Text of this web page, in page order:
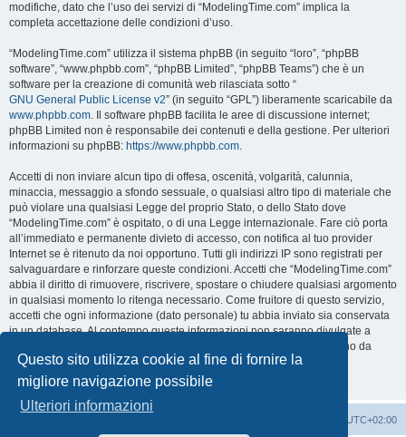
Questo sito utilizza cookie al fine di fornire la
migliore navigazione possibile
Ulteriori informazioni
modifiche, dato che l’uso dei servizi di “ModelingTime.com” implica la
completa accettazione delle condizioni d’uso.
“ModelingTime.com” utilizza il sistema phpBB (in seguito “loro”, “phpBB
software”, “www.phpbb.com”, “phpBB Limited”, “phpBB Teams”) che è un
software per la creazione di comunità web rilasciata sotto “
GNU General Public License v2” (in seguito “GPL”) liberamente scaricabile da
www.phpbb.com. Il software phpBB facilita le aree di discussione internet;
phpBB Limited non è responsabile dei contenuti e della gestione. Per ulteriori
informazioni su phpBB: https://www.phpbb.com.
Accetti di non inviare alcun tipo di offesa, oscenità, volgarità, calunnia,
minaccia, messaggio a sfondo sessuale, o qualsiasi altro tipo di materiale che
può violare una qualsiasi Legge del proprio Stato, o dello Stato dove
“ModelingTime.com” è ospitato, o di una Legge internazionale. Fare ciò porta
all’immediato e permanente divieto di accesso, con notifica al tuo provider
Internet se è ritenuto da noi opportuno. Tutti gli indirizzi IP sono registrati per
salvaguardare e rinforzare queste condizioni. Accetti che “ModelingTime.com”
abbia il diritto di rimuovere, riscrivere, spostare o chiudere qualsiasi argomento
in qualsiasi momento lo ritenga necessario. Come fruitore di questo servizio,
accetti che ogni informazione (dato personale) tu abbia inviato sia conservata
in un database. Al contempo queste informazioni non saranno divulgate a
nessuno senza il tuo consenso, né “ModelingTime.com” o phpBB sono da
ritenersi responsabili per qualsiasi violazione al sistema che possa
compromettere queste informazioni.
UTC+02:00